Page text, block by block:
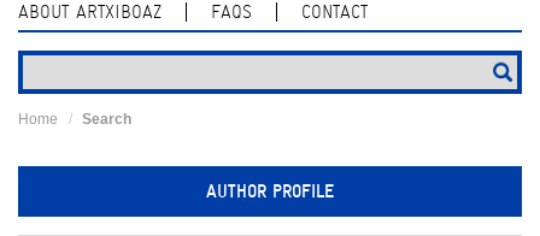
ABOUT ARTXIBOAZ FAQS CONTACT
Home Search
AUTHOR PROFILE